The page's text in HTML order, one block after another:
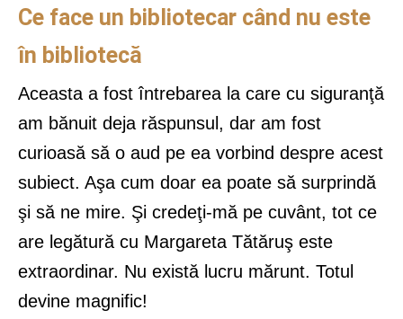
Ce face un bibliotecar când nu este
în bibliotecă
Aceasta a fost întrebarea la care cu siguranţă
am bănuit deja răspunsul, dar am fost
curioasă să o aud pe ea vorbind despre acest
subiect. Aşa cum doar ea poate să surprindă
şi să ne mire. Şi credeţi-mă pe cuvânt, tot ce
are legătură cu Margareta Tătăruş este
extraordinar. Nu există lucru mărunt. Totul
devine magnific!